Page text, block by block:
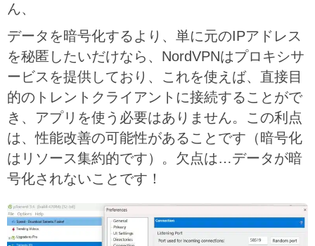
ん、
データを暗号化するより、単に元のIPアドレス
を秘匿したいだけなら、NordVPNはプロキシサ
ービスを提供しており、これを使えば、直接目
的のトレントクライアントに接続することがで
き、アプリを使う必要はありません。この利点
は、性能改善の可能性があることです（暗号化
はリソース集約的です）。欠点は…データが暗
号化されないことです！